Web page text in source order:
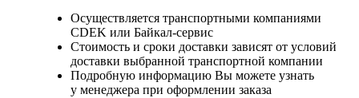
Осуществляется транспортными компаниями
CDEK или Байкал-сервис
Стоимость и сроки доставки зависят от условий
доставки выбранной транспортной компании
Подробную информацию Вы можете узнать
у менеджера при оформлении заказа